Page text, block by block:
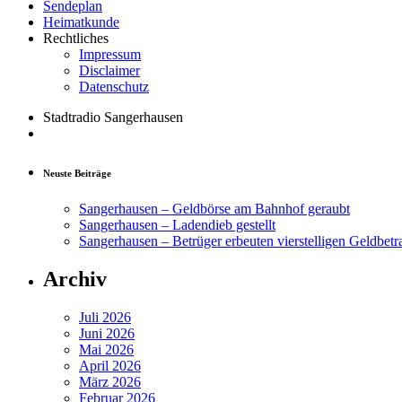
Sendeplan
Heimatkunde
Rechtliches
Impressum
Disclaimer
Datenschutz
Stadtradio Sangerhausen
Neuste Beiträge
Sangerhausen – Geldbörse am Bahnhof geraubt
Sangerhausen – Ladendieb gestellt
Sangerhausen – Betrüger erbeuten vierstelligen
Archiv
Juli 2026
Juni 2026
Mai 2026
April 2026
März 2026
Februar 2026